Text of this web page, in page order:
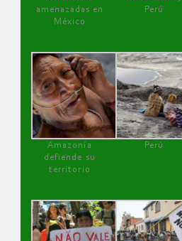
amenazadas en
México
Perú
Amazonía
defiende su
territorio
Perú